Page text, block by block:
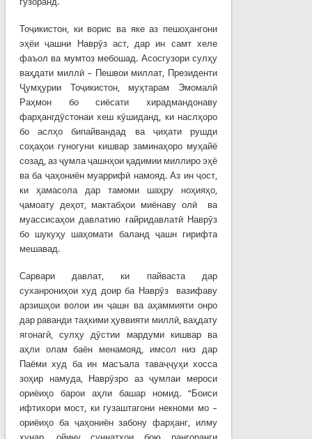
Тоҷикистон, ки ворис ва яке аз пешоҳангони
эҳёи ҷашни Наврӯз аст, дар ин самт хеле
фаъол ва мумтоз мебошад. Асосгузори сулҳу
ваҳдати миллӣ – Пешвои миллат, Президенти
Ҷумҳурии Тоҷикистон, муҳтарам Эмомалӣ
Раҳмон бо сиёсати хирадмандонаву
фарҳангдӯстонаи хеш кӯшиданд, ки наслҳоро
бо аслҳо бипайвандад ва ҷиҳати рушди
соҳаҳои гуногуни кишвар заминаҳоро муҳайё
созад, аз ҷумла ҷашнҳои қадимии миллиро эҳё
ва ба ҷаҳониён муаррифӣ намояд. Аз ин ҷост,
ки ҳамасола дар тамоми шаҳру ноҳияҳо,
ҷамоату деҳот, мактабҳои миёнаву олӣ ва
муассисаҳои давлатию ғайридавлатӣ Наврӯз
бо шукуҳу шаҳомати баланд ҷашн гирифта
мешавад.
Сарвари давлат, ки пайваста дар
суханрониҳои худ доир ба Наврӯз вазифаву
арзишҳои волои ин ҷашн ва аҳаммияти онро
дар раванди таҳкими ҳуввияти миллӣ, ваҳдату
ягонагӣ, сулҳу дӯстии мардуми кишвар ва
аҳли олам баён менамояд, имсол низ дар
Паёми худ ба ин масъала таваҷҷуҳи хосса
зоҳир намуда, Наврӯзро аз ҷумлаи мероси
ориёиҳо барои аҳли башар номид. “Боиси
ифтихори мост, ки гузаштагони некноми мо –
ориёиҳо ба ҷаҳониён забону фарҳанг, илму